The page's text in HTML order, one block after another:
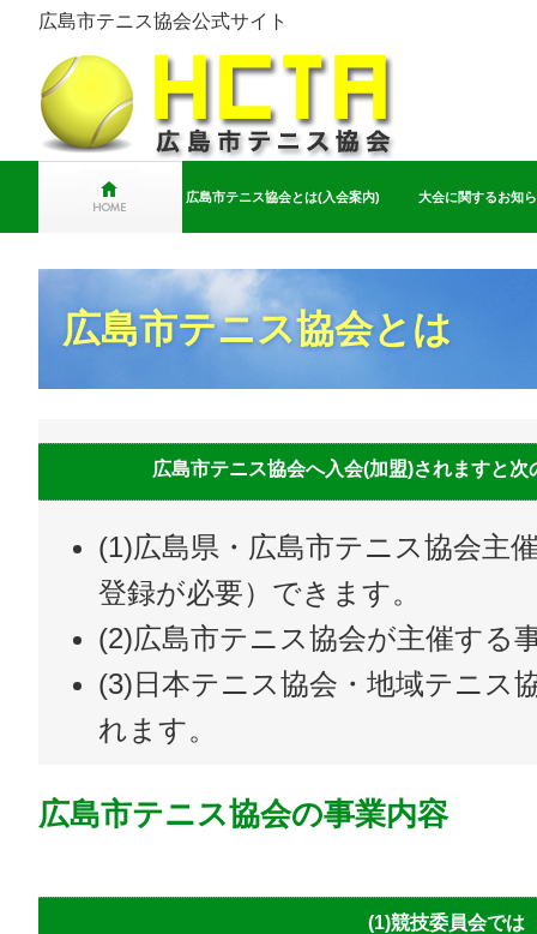
広島市テニス協会公式サイト
広島市テニス協会とは(入会案内) 大会に関するお知
広島市テニス協会とは
広島市テニス協会へ入会(加盟)されますと
(1)広島県・広島市テニス協会主
登録が必要）できます。
(2)広島市テニス協会が主催する
(3)日本テニス協会・地域テニス
れます。
広島市テニス協会の事業内容
(1)競技委員会では